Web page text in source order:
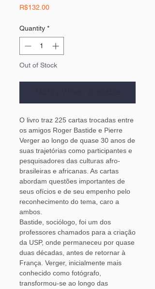
R$132.00Price
Quantity *
Out of Stock
Notify When Available
O livro traz 225 cartas trocadas entre
os amigos Roger Bastide e Pierre
Verger ao longo de quase 30 anos de
suas trajetórias como participantes e
pesquisadores das culturas afro-
brasileiras e africanas. As cartas
abordam questões importantes de
seus ofícios e de seu empenho pelo
reconhecimento do tema, caro a
ambos.
Bastide, sociólogo, foi um dos
professores chamados para a criação
da USP, onde permaneceu por quase
duas décadas, antes de retornar à
França. Verger, inicialmente mais
conhecido como fotógrafo,
transformou-se ao longo das